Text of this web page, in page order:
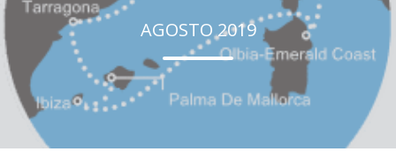
AGOSTO 2019